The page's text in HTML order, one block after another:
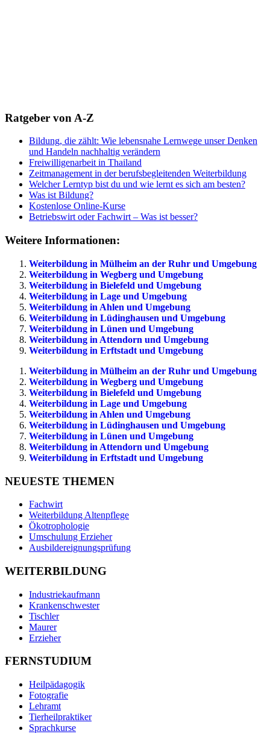
Ratgeber von A-Z
Bildung, die zählt: Wie lebensnahe Lernwege unser Denken
und Handeln nachhaltig verändern
Freiwilligenarbeit in Thailand
Zeitmanagement in der berufsbegleitenden Weiterbildung
Welcher Lerntyp bist du und wie lernt es sich am besten?
Was ist Bildung?
Kostenlose Online-Kurse
Betriebswirt oder Fachwirt – Was ist besser?
Weitere Informationen:
Weiterbildung in Mülheim an der Ruhr und Umgebung
Weiterbildung in Wegberg und Umgebung
Weiterbildung in Bielefeld und Umgebung
Weiterbildung in Lage und Umgebung
Weiterbildung in Ahlen und Umgebung
Weiterbildung in Lüdinghausen und Umgebung
Weiterbildung in Lünen und Umgebung
Weiterbildung in Attendorn und Umgebung
Weiterbildung in Erftstadt und Umgebung
Weiterbildung in Mülheim an der Ruhr und Umgebung
Weiterbildung in Wegberg und Umgebung
Weiterbildung in Bielefeld und Umgebung
Weiterbildung in Lage und Umgebung
Weiterbildung in Ahlen und Umgebung
Weiterbildung in Lüdinghausen und Umgebung
Weiterbildung in Lünen und Umgebung
Weiterbildung in Attendorn und Umgebung
Weiterbildung in Erftstadt und Umgebung
NEUESTE THEMEN
Fachwirt
Weiterbildung Altenpflege
Ökotrophologie
Umschulung Erzieher
Ausbildereignungsprüfung
WEITERBILDUNG
Industriekaufmann
Krankenschwester
Tischler
Maurer
Erzieher
FERNSTUDIUM
Heilpädagogik
Fotografie
Lehramt
Tierheilpraktiker
Sprachkurse